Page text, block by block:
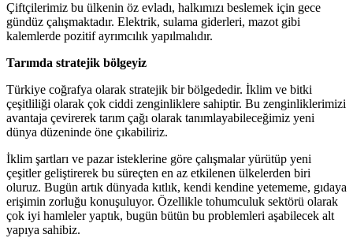
Çiftçilerimiz bu ülkenin öz evladı, halkımızı beslemek için gece
gündüz çalışmaktadır. Elektrik, sulama giderleri, mazot gibi
kalemlerde pozitif ayrımcılık yapılmalıdır.
Tarımda stratejik bölgeyiz
Türkiye coğrafya olarak stratejik bir bölgededir. İklim ve bitki
çeşitliliği olarak çok ciddi zenginliklere sahiptir. Bu zenginliklerimizi
avantaja çevirerek tarım çağı olarak tanımlayabileceğimiz yeni
dünya düzeninde öne çıkabiliriz.
İklim şartları ve pazar isteklerine göre çalışmalar yürütüp yeni
çeşitler geliştirerek bu süreçten en az etkilenen ülkelerden biri
oluruz. Bugün artık dünyada kıtlık, kendi kendine yetememe, gıdaya
erişimin zorluğu konuşuluyor. Özellikle tohumculuk sektörü olarak
çok iyi hamleler yaptık, bugün bütün bu problemleri aşabilecek alt
yapıya sahibiz.